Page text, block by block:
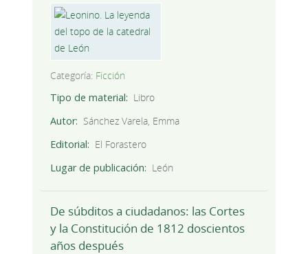
Categoría: Ficción
Tipo de material
Libro
Autor
Sánchez Varela, Emma
Editorial
El Forastero
Lugar de publicación
León
De súbditos a ciudadanos: las Cortes
y la Constitución de 1812 doscientos
años después